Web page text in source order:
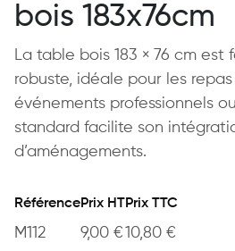
bois 183x76cm
La table bois 183 × 76 cm
robuste, idéale pour les
événements professionnels
standard facilite son
d’aménagements.
Référence
M112
Prix HT
9,00 €
Prix TTC
10,80 €